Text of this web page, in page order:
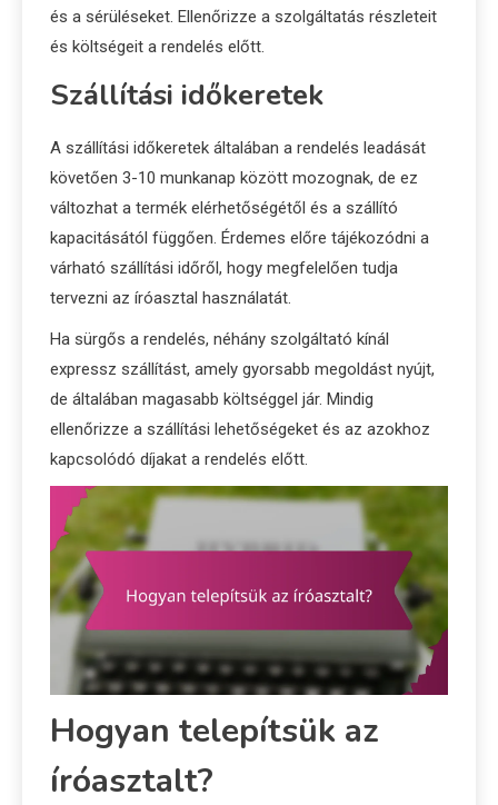
és a sérüléseket. Ellenőrizze a szolgáltatás részleteit
és költségeit a rendelés előtt.
Szállítási időkeretek
A szállítási időkeretek általában a rendelés leadását
követően 3-10 munkanap között mozognak, de ez
változhat a termék elérhetőségétől és a szállító
kapacitásától függően. Érdemes előre tájékozódni a
várható szállítási időről, hogy megfelelően tudja
tervezni az íróasztal használatát.
Ha sürgős a rendelés, néhány szolgáltató kínál
expressz szállítást, amely gyorsabb megoldást nyújt,
de általában magasabb költséggel jár. Mindig
ellenőrizze a szállítási lehetőségeket és az azokhoz
kapcsolódó díjakat a rendelés előtt.
Hogyan telepítsük az
íróasztalt?